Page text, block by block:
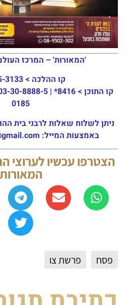
'המאורות' – המרכז
קו ההלכה > 03-915-3133
קו התוכן >
0185
ניתן לשלוח שאלות לרבני בית
באמצעות המייל: sm088302222@gmail.com
הצטרפו עכשיו
המאורות
פסח פרשת צו